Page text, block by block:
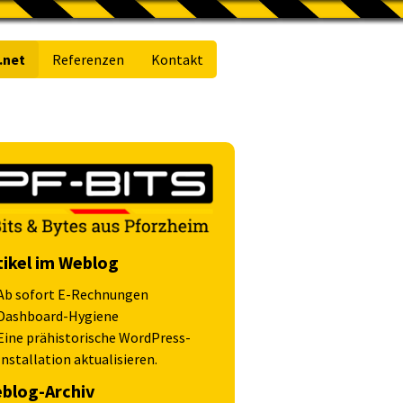
Referenzen Kontakt
im Weblog
sofort E-Rechnungen
Hygiene
prähistorische WordPress-
aktualisieren.
Archiv